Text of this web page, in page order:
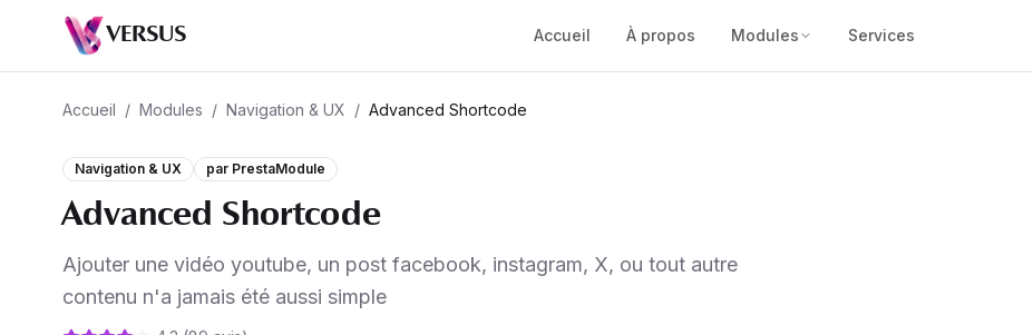
VERSUS Accueil À propos Modules Services
Accueil / Modules / Navigation & UX / Advanced Shortcode
Navigation & UX par PrestaModule
Advanced Shortcode
Ajouter une vidéo youtube, un post facebook, instagram, X, ou tout autre
contenu n'a jamais été aussi simple